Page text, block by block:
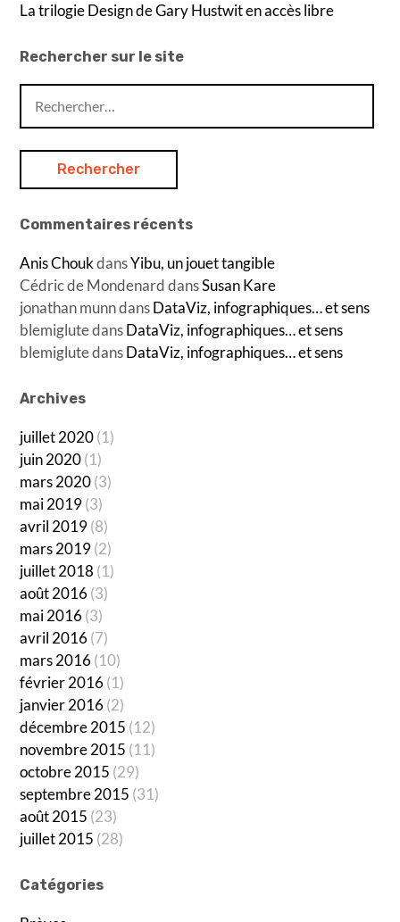
La trilogie Design de Gary Hustwit en accès libre
Rechercher sur le site
Commentaires récents
Anis ChoukdansYibu, un jouet tangible
Cédric de MondenarddansSusan Kare
jonathan munndansDataViz, infographiques… et sens
blemiglutedansDataViz, infographiques… et sens
blemiglutedansDataViz, infographiques… et sens
Archives
juillet 2020(1)
juin 2020(1)
mars 2020(3)
mai 2019(3)
avril 2019(8)
mars 2019(2)
juillet 2018 (1)
août 2016(3)
mai 2016(3)
avril 2016(7)
mars 2016(10)
février 2016(1)
janvier 2016(2)
décembre 2015 (12)
novembre 2015 (11)
octobre 2015 (29)
septembre 2015 (31)
août 2015 (23)
juillet 2015 (28)
Catégories